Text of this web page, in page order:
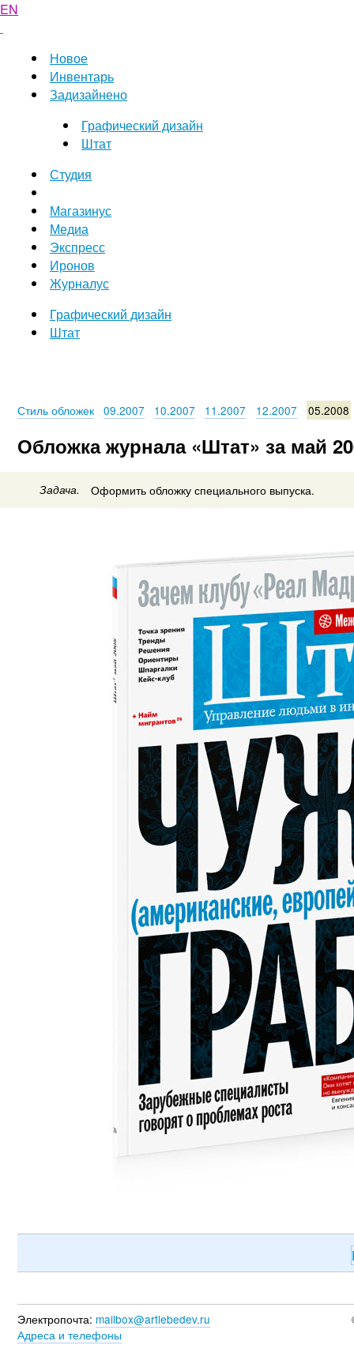
EN
Новое
Инвентарь
Задизайнено
Графический дизайн
Штат
Студия
Магазинус
Медиа
Экспресс
Иронов
Журналус
Графический дизайн
Штат
Стиль обложек 09.2007 10.2007 11.2007 12.2007 05.2008
Обложка журнала «Штат» за май
Задача. Оформить обложку специального выпуска.
Электропочта: mailbox@artlebedev.ru
Адреса и телефоны